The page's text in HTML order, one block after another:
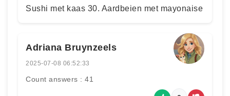
Sushi met kaas 30. Aardbeien met mayonaise
Adriana Bruynzeels
2025-07-08 06:52:33
Count answers : 41